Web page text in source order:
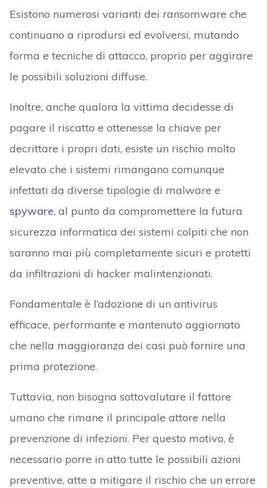
Esistono numerosi varianti dei ransomware che
continuano a riprodursi ed evolversi, mutando
forma e tecniche di attacco, proprio per aggirare
le possibili soluzioni diffuse.
Inoltre, anche qualora la vittima decidesse di
pagare il riscatto e ottenesse la chiave per
decrittare i propri dati, esiste un rischio molto
elevato che i sistemi rimangano comunque
infettati da diverse tipologie di malware e
spyware, al punto da compromettere la futura
sicurezza informatica dei sistemi colpiti che non
saranno mai più completamente sicuri e protetti
da infiltrazioni di hacker malintenzionati.
Fondamentale è l’adozione di un antivirus
efficace, performante e mantenuto aggiornato
che nella maggioranza dei casi può fornire una
prima protezione.
Tuttavia, non bisogna sottovalutare il fattore
umano che rimane il principale attore nella
prevenzione di infezioni. Per questo motivo, è
necessario porre in atto tutte le possibili azioni
preventive, atte a mitigare il rischio che un errore